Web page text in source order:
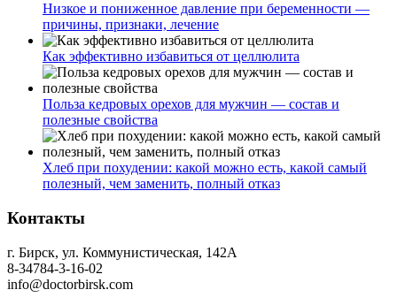
Низкое и пониженное давление при беременности —
причины, признаки, лечение
Как эффективно избавиться от целлюлита
Польза кедровых орехов для мужчин — состав и
полезные свойства
Хлеб при похудении: какой можно есть, какой самый
полезный, чем заменить, полный отказ
Контакты
г. Бирск, ул. Коммунистическая, 142А
8-34784-3-16-02
info@doctorbirsk.com